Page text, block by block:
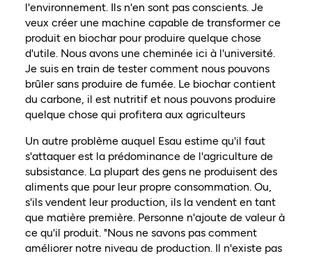
l'environnement. Ils n'en sont pas conscients. Je
veux créer une machine capable de transformer ce
produit en biochar pour produire quelque chose
d'utile. Nous avons une cheminée ici à l'université.
Je suis en train de tester comment nous pouvons
brûler sans produire de fumée. Le biochar contient
du carbone, il est nutritif et nous pouvons produire
quelque chose qui profitera aux agriculteurs
Un autre problème auquel Esau estime qu'il faut
s'attaquer est la prédominance de l'agriculture de
subsistance. La plupart des gens ne produisent des
aliments que pour leur propre consommation. Ou,
s'ils vendent leur production, ils la vendent en tant
que matière première. Personne n'ajoute de valeur à
ce qu'il produit. "Nous ne savons pas comment
améliorer notre niveau de production. Il n'existe pas